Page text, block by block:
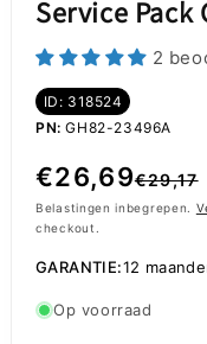
Service Pack
2
ID: 318524
PN: GH82-23496A
Normale
prijs
€29,17
€26,69
Belastingen inbegrepen.
checkout.
GARANTIE:12
Op voorraad